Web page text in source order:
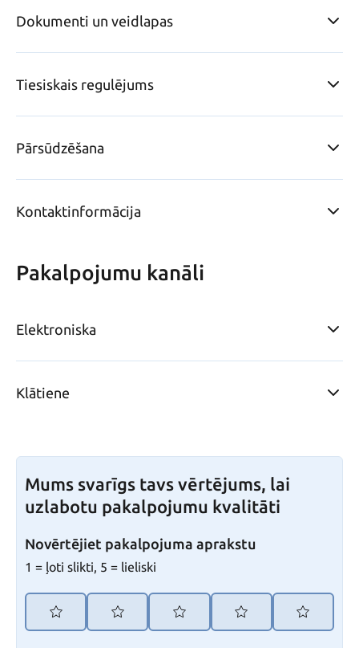
Dokumenti un veidlapas
Tiesiskais regulējums
Pārsūdzēšana
Kontaktinformācija
Pakalpojumu kanāli
Elektroniska
Klātiene
Mums svarīgs tavs vērtējums, lai
uzlabotu pakalpojumu kvalitāti
Novērtējiet pakalpojuma aprakstu
1 = ļoti slikti, 5 = lieliski